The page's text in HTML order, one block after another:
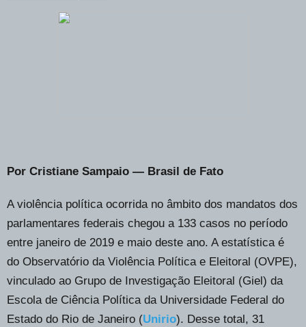
Por Cristiane Sampaio — Brasil de Fato
A violência política ocorrida no âmbito dos mandatos dos
parlamentares federais chegou a 133 casos no período
entre janeiro de 2019 e maio deste ano. A estatística é
do Observatório da Violência Política e Eleitoral (OVPE),
vinculado ao Grupo de Investigação Eleitoral (Giel) da
Escola de Ciência Política da Universidade Federal do
Estado do Rio de Janeiro (Unirio). Desse total, 31